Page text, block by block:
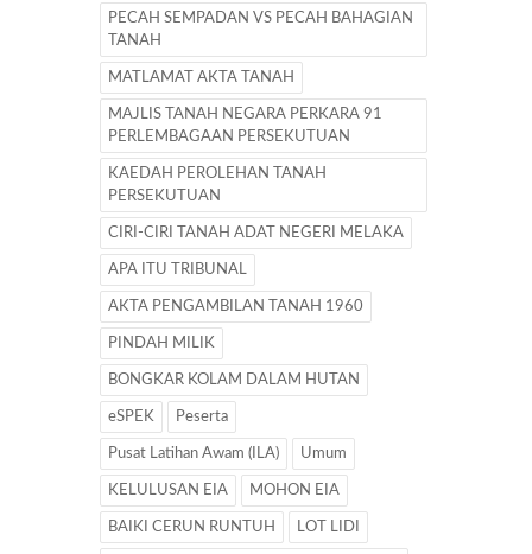
PECAH SEMPADAN VS PECAH BAHAGIAN
TANAH
MATLAMAT AKTA TANAH
MAJLIS TANAH NEGARA PERKARA 91
PERLEMBAGAAN PERSEKUTUAN
KAEDAH PEROLEHAN TANAH
PERSEKUTUAN
CIRI-CIRI TANAH ADAT NEGERI MELAKA
APA ITU TRIBUNAL
AKTA PENGAMBILAN TANAH 1960
PINDAH MILIK
BONGKAR KOLAM DALAM HUTAN
eSPEK Peserta
Pusat Latihan Awam (ILA) Umum
KELULUSAN EIA MOHON EIA
BAIKI CERUN RUNTUH LOT LIDI